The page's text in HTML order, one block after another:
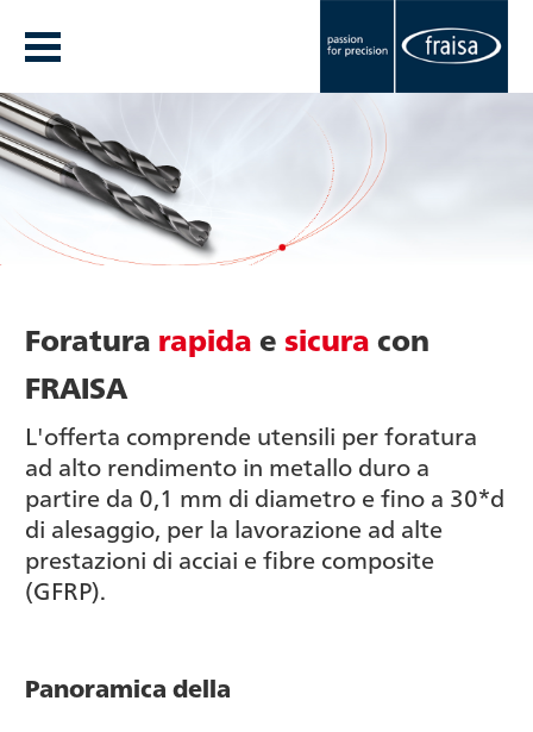
Foratura rapida e sicura con
FRAISA
L'offerta comprende utensili per foratura
ad alto rendimento in metallo duro a
partire da 0,1 mm di diametro e fino a 30*d
di alesaggio, per la lavorazione ad alte
prestazioni di acciai e fibre composite
(GFRP).
Panoramica della